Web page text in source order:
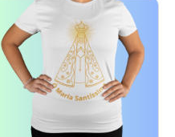
Categorias